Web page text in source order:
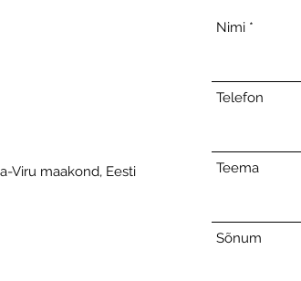
Viru maakond, Eesti
Nimi
Telefon
Teema
Sõnum